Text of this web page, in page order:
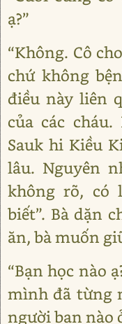
ạ?”
“Không. Cô
chứ không
điều này liên
của các
Sauk hi Kiều
lâu. Nguyên
không rõ, có
biết”. Bà dặn
ăn, bà muốn
“Bạn học nào
mình đã từng
người bạn nào